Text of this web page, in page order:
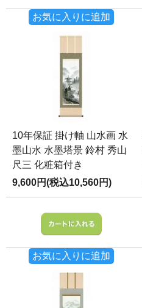
お気に入りに追加
10年保証 掛け軸 山水画 水
墨山水 水墨塔景 鈴村 秀山
尺三 化粧箱付き
9,600円(税込10,560円)
お気に入りに追加